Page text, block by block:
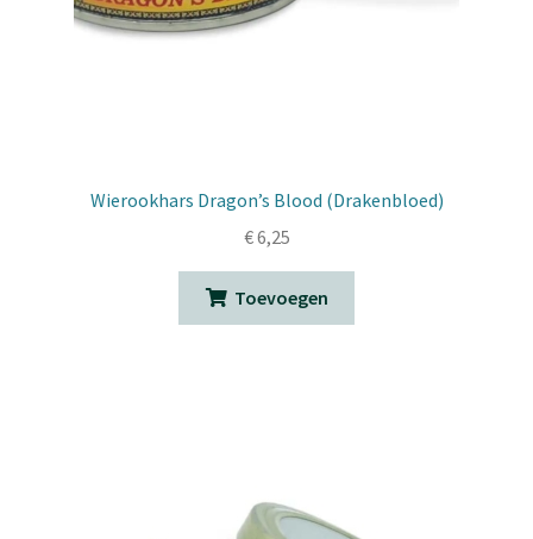
Wierookhars Dragon’s Blood (Drakenbloed)
€6,25
Toevoegen